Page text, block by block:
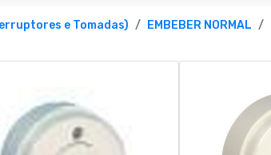
e Tomadas) EMBEBER NORMAL